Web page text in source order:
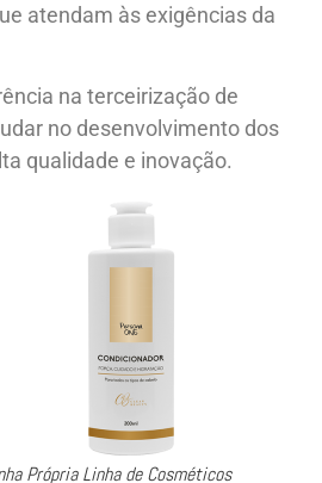
atendam às exigências da
na terceirização de
no desenvolvimento dos
qualidade e inovação.
Própria Linha de Cosméticos